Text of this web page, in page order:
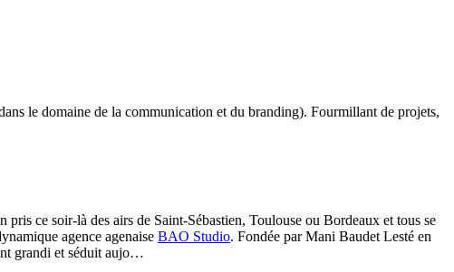
le domaine de la communication et du branding). Fourmillant de projets,
ce soir-là des airs de Saint-Sébastien, Toulouse ou Bordeaux et tous se
agence agenaise BAO Studio. Fondée par Mani Baudet Lesté en
grandi et séduit aujo…